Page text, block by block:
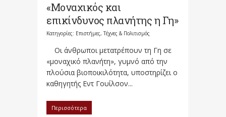
«Μοναχικός και
επικίνδυνος πλανήτης η Γη»
Κατηγορίες: Επιστήμες, Τέχνες & Πολιτισμός
Οι άνθρωποι μετατρέπουν τη Γη σε
«μοναχικό πλανήτη», γυμνό από την
πλούσια βιοποικιλότητα, υποστηρίζει ο
καθηγητής Εντ Γουίλσον...
Περισσότερα